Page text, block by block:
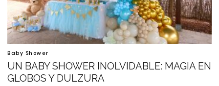
Baby Shower
UN BABY SHOWER INOLVIDABLE: MAGIA EN
GLOBOS Y DULZURA